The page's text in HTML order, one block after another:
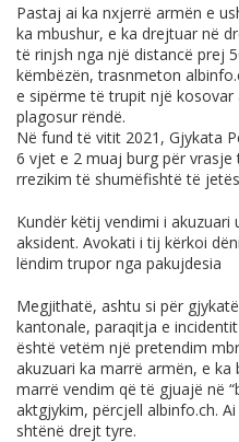
Pastaj ai ka nxjerrë armën e
ka mbushur, e ka drejtuar në
të rinjsh nga një distancë prej
këmbëzën, trasnmeton
e sipërme të trupit një kosovar
plagosur rëndë.
Në fund të vitit 2021, Gjykata
6 vjet e 2 muaj burg për
rrezikim të shumëfishtë të
Kundër këtij vendimi i akuzuari
aksident. Avokati i tij kërkoi
lëndim trupor nga pakujdesia
Megjithatë, ashtu si për
kantonale, paraqitja e
është vetëm një pretendim
akuzuari ka marrë armën, e
marrë vendim që të gjuajë në
aktgjykim, përcjell albinfo.ch.
shtënë drejt tyre.